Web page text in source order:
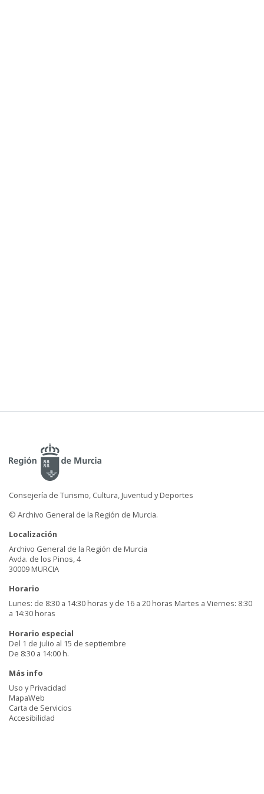
Consejería de Turismo, Cultura, Juventud y Deportes
© Archivo General de la Región de Murcia.
Localización
Archivo General de la Región de Murcia
Avda. de los Pinos, 4
30009 MURCIA
Horario
Lunes: de 8:30 a 14:30 horas y de 16 a 20 horas Martes a Viernes: 8:30
a 14:30 horas
Horario especial
Del 1 de julio al 15 de septiembre
De 8:30 a 14:00 h.
Más info
Uso y Privacidad
MapaWeb
Carta de Servicios
Accesibilidad